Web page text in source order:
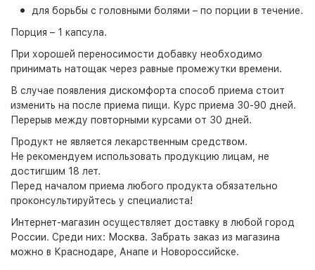
для борьбы с головными болями – по порции в течение.
Порция – 1 капсула.
При хорошей переносимости добавку необходимо
принимать натощак через равные промежутки времени.
В случае появления дискомфорта способ приема стоит
изменить на после приема пищи. Курс приема 30-90 дней.
Перерыв между повторными курсами от 30 дней.
Продукт не является лекарственным средством.
Не рекомендуем использовать продукцию лицам, не
достигшим 18 лет.
Перед началом приема любого продукта обязательно
проконсультируйтесь у специалиста!
Интернет-магазин осуществляет доставку в любой город
России. Среди них: Москва. Забрать заказ из магазина
можно в Краснодаре, Анапе и Новороссийске.